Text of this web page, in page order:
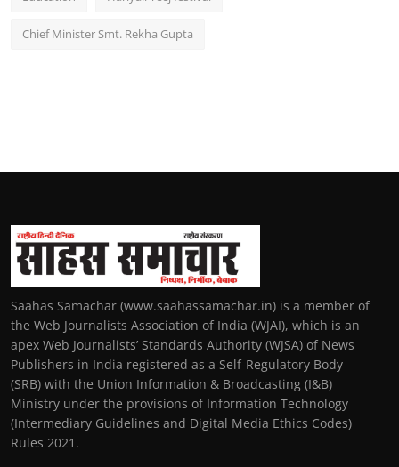
Chief Minister Smt. Rekha Gupta
Saahas Samachar (www.saahassamachar.in) is a member of
the Web Journalists Association of India (WJAI), which is an
apex Web Journalists’ Standards Authority (WJSA) of News
Publishers in India registered as a Self-Regulatory Body
(SRB) with the Union Information & Broadcasting (I&B)
Ministry under the provisions of Information Technology
(Intermediary Guidelines and Digital Media Ethics Codes)
Rules 2021.